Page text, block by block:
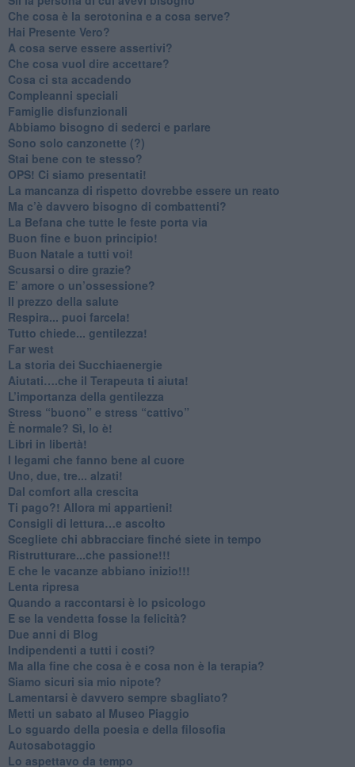
Che cosa è la serotonina e a cosa serve?
​Hai Presente Vero?
A cosa serve essere assertivi?
​Che cosa vuol dire accettare?
​Cosa ci sta accadendo
​Compleanni speciali
​Famiglie disfunzionali
​Abbiamo bisogno di sederci e parlare
Sono solo canzonette (?)
​Stai bene con te stesso?
​OPS! Ci siamo presentati!
​La mancanza di rispetto dovrebbe essere un reato
​Ma c’è davvero bisogno di combattenti?
​La Befana che tutte le feste porta via
Buon fine e buon principio!
​Buon Natale a tutti voi!
​Scusarsi o dire grazie?
​E’ amore o un’ossessione?
​Il prezzo della salute
​Respira... puoi farcela!
​Tutto chiede... gentilezza!
​Far west
​La storia dei Succhiaenergie
​Aiutati….che il Terapeuta ti aiuta!
​L’importanza della gentilezza
​Stress “buono” e stress “cattivo”
​È normale? Sì, lo è!
​Libri in libertà!
​I legami che fanno bene al cuore
Uno, due, tre... alzati!​
​Dal comfort alla crescita
​Ti pago?! Allora mi appartieni!​
​Consigli di lettura…e ascolto
​Scegliete chi abbracciare finché siete in tempo
​Ristrutturare...che passione!!!
​E che le vacanze abbiano inizio!!!
​Lenta ripresa
​Quando a raccontarsi è lo psicologo
​E se la vendetta fosse la felicità?
​Due anni di Blog
​Indipendenti a tutti i costi?
​Ma alla fine che cosa è e cosa non è la terapia?
​Siamo sicuri sia mio nipote?
​Lamentarsi è davvero sempre sbagliato?
​Metti un sabato al Museo Piaggio
​Lo sguardo della poesia e della filosofia
Autosabotaggio
​Lo aspettavo da tempo